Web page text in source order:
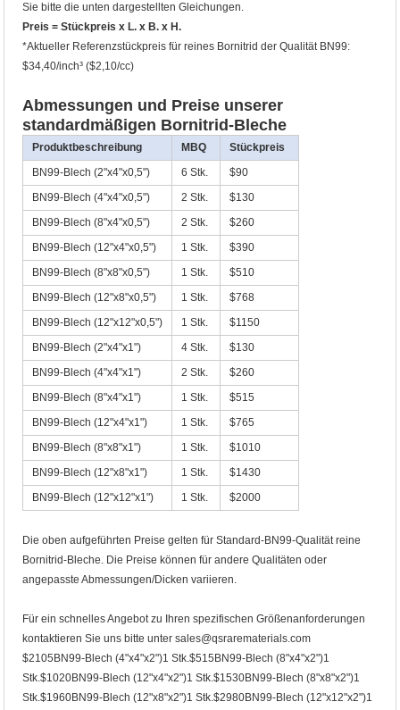
Sie bitte die unten dargestellten Gleichungen.
Preis = Stückpreis x L. x B. x H.
*Aktueller Referenzstückpreis für reines Bornitrid der Qualität BN99:
$34,40/inch³ ($2,10/cc)
Abmessungen und Preise unserer
standardmäßigen Bornitrid-Bleche
Produktbeschreibung MBQ
Stückpreis
BN99-Blech (2"x4"x0,5")
6 Stk.
$90
BN99-Blech (4"x4"x0,5")
2 Stk.
$130
BN99-Blech (8"x4"x0,5")
2 Stk.
$260
BN99-Blech (12"x4"x0,5")
1 Stk.
$390
BN99-Blech (8"x8"x0,5")
1 Stk.
$510
BN99-Blech (12"x8"x0,5")
1 Stk.
$768
BN99-Blech (12"x12"x0,5")
1 Stk.
$1150
BN99-Blech (2"x4"x1")
4 Stk.
$130
BN99-Blech (4"x4"x1")
2 Stk.
$260
BN99-Blech (8"x4"x1")
1 Stk.
$515
BN99-Blech (12"x4"x1")
1 Stk.
$765
BN99-Blech (8"x8"x1")
1 Stk.
$1010
BN99-Blech (12"x8"x1")
1 Stk.
$1430
BN99-Blech (12"x12"x1")
1 Stk. $2000
Die oben aufgeführten Preise gelten für Standard-BN99-Qualität reine
Bornitrid-Bleche. Die Preise können für andere Qualitäten oder
angepasste Abmessungen/Dicken variieren.
Für ein schnelles Angebot zu Ihren spezifischen Größenanforderungen
kontaktieren Sie uns bitte unter sales@qsrarematerials.com
$2105BN99-Blech (4"x4"x2")1 Stk.$515BN99-Blech (8"x4"x2")1
Stk.$1020BN99-Blech (12"x4"x2")1 Stk.$1530BN99-Blech (8"x8"x2")1
Stk.$1960BN99-Blech (12"x8"x2")1 Stk.$2980BN99-Blech (12"x12"x2")1